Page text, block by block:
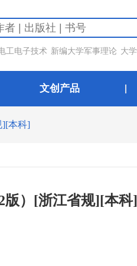
工电子技术 新编大学军事理论 大
文创产品
][本科]
版）[浙江省规][本科]